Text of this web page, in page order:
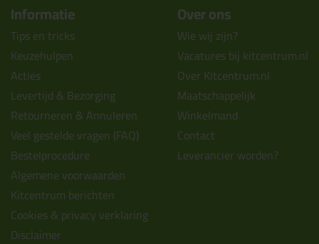
Informatie
Tips en tricks
Keuzehulpen
Acties
Levertijd & Bezorging
Retourneren & Annuleren
Veel gestelde vragen (FAQ)
Bestelprocedure
Algemene voorwaarden
Kitcentrum berichten
Cookies & privacy verklaring
Disclaimer
Over ons
Wie wij zijn?
Vacatures bij kitcentrum.nl
Over Kitcentrum.nl
Maatschappelijk
Winkelmand
Contact
Leverancier worden?